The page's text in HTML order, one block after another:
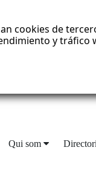
cookies de
y tráfico
Qui som Directori